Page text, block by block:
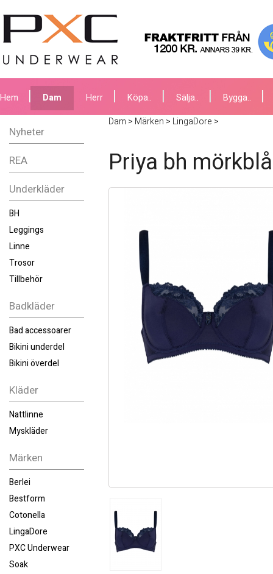
Hem Dam Herr Köpa.. Sälja.. Bygga..
Nyheter
REA
Underkläder
BH
Leggings
Linne
Trosor
Tillbehör
Badkläder
Bad accessoarer
Bikini underdel
Bikini överdel
Kläder
Nattlinne
Myskläder
Märken
Berlei
Bestform
Cotonella
LingaDore
PXC Underwear
Soak
Dam > Märken > LingaDore >
Priya bh mörkblå